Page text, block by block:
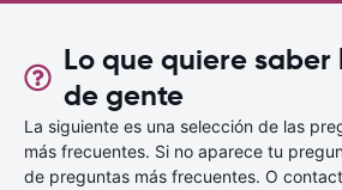
Lo que quiere
de gente
La siguiente es una selección de las
más frecuentes. Si no aparece tu
de preguntas más frecuentes. O